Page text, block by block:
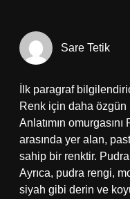
Sare Tetik
İlk paragraf
Renk için daha özgün
Anlatımın
arasında yer alan,
sahip bir renktir.
Ayrıca, pudra rengi,
siyah gibi derin ve